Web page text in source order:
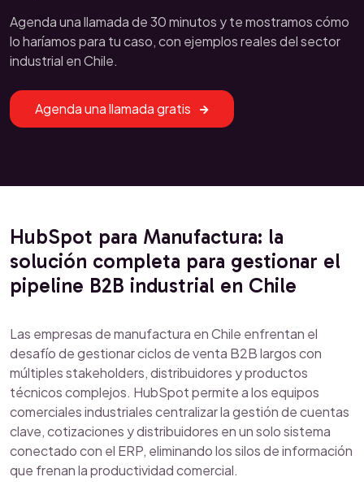
Agenda una llamada de 30 minutos y te mostramos cómo
lo haríamos para tu caso, con ejemplos reales del sector
industrial en Chile.
Agenda una llamada gratis
HubSpot para Manufactura: la
solución completa para gestionar el
pipeline B2B industrial en Chile
Las empresas de manufactura en Chile enfrentan el
desafío de gestionar ciclos de venta B2B largos con
múltiples stakeholders, distribuidores y productos
técnicos complejos. HubSpot permite a los equipos
comerciales industriales centralizar la gestión de cuentas
clave, cotizaciones y distribuidores en un solo sistema
conectado con el ERP, eliminando los silos de información
que frenan la productividad comercial.